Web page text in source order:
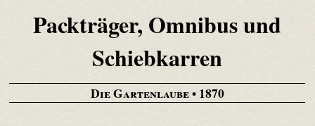
Packträger, Omnibus und
Schiebkarren
Die Gartenlaube• 1870